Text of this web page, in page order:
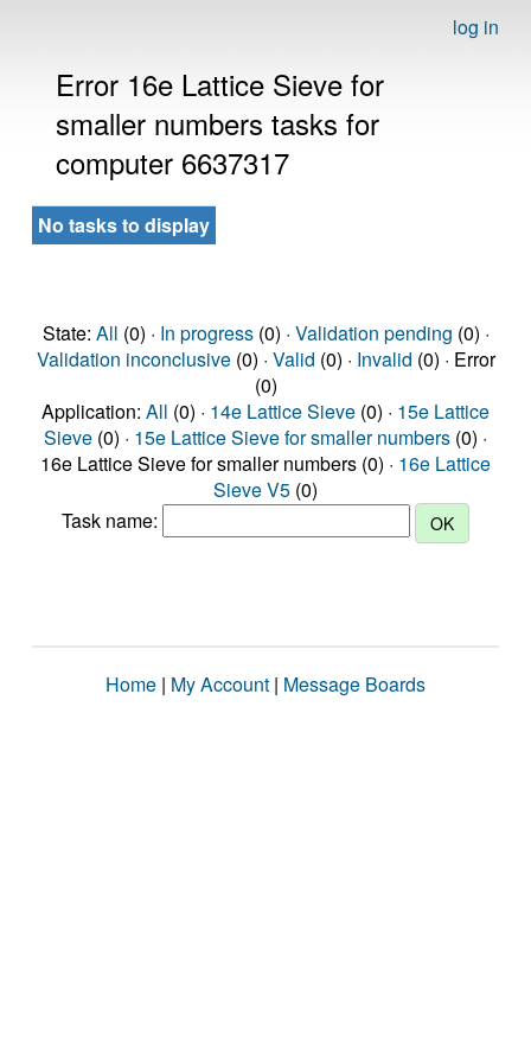
log in
Error 16e Lattice Sieve for
smaller numbers tasks for
computer 6637317
No tasks to display
State: All (0) · In progress(0) · Validation pending (0) ·
Validation inconclusive(0) · Valid (0) · Invalid (0) · Error
(0)
Application: All (0) · 14e Lattice Sieve (0) · 15e Lattice
Sieve (0) · 15e Lattice Sieve for smaller numbers (0) ·
16e Lattice Sieve for smaller numbers (0) · 16e Lattice
Sieve V5 (0)
Task name:
Home | My Account | Message Boards